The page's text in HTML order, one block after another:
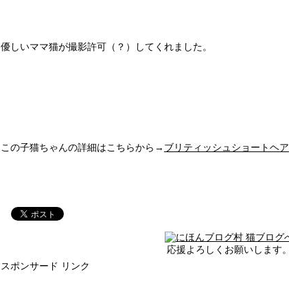
優しいママ猫が撮影許可（？）してくれました。
この子猫ちゃんの詳細はこちらから→ ブリティッシュショートヘア
応援よろしくお願いします。
スポンサード リンク